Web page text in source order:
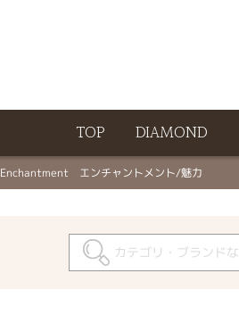
TOP DIAMOND
Enchantment エンチャントメント/魅力